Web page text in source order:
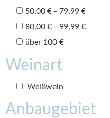
50,00 € - 79,99 €
80,00 € - 99,99 €
über 100 €
Weinart
Weißwein
Anbaugebiet